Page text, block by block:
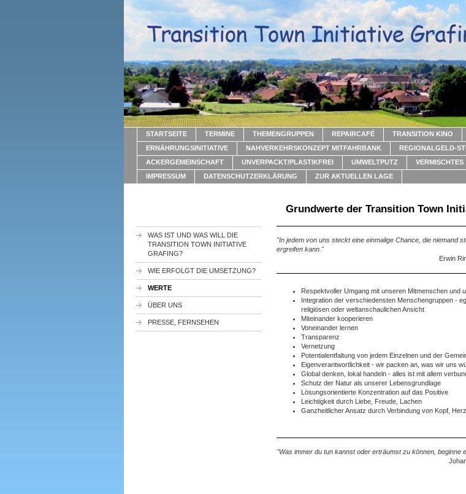
STARTSEITE TERMINE THEMENGRUPPEN REPAIRCAFÉ TRANSITION KINO
ERNÄHRUNGSINITIATIVE
NAHVERKEHRSKONZEPT MITFAHRBANK REGIONALGELD-
ACKERGEMEINSCHAFT
UNVERPACKT/PLASTIKFREI UMWELTPUTZ VERMISCHTES
IMPRESSUM
DATENSCHUTZERKLÄRUNG ZUR AKTUELLEN LAGE
WAS IST UND WAS WILL DIE
TRANSITION TOWN INITIATIVE
GRAFING?
WIE ERFOLGT DIE UMSETZUNG?
WERTE
ÜBER UNS
PRESSE, FERNSEHEN
Grundwerte der Transition Town
"In jedem von uns steckt eine einmalige Chance, die niemand
ergreifen kann."
Erwin
Respektvoller Umgang mit unseren Mitmenschen und
Integration der verschiedensten Menschengruppen -
religiösen oder weltanschaulichen Ansicht
Miteinander kooperieren
Voneinander lernen
Transparenz
Vernetzung
Potentialentfaltung von jedem Einzelnen und der
Eigenverantwortlichkeit - wir packen an, was wir uns
Global denken, lokal handeln - alles ist mit allem
Schutz der Natur als unserer Lebensgrundlage
Lösungsorientierte Konzentration auf das Positive
Leichtigkeit durch Liebe, Freude, Lachen
Ganzheitlicher Ansatz durch Verbindung von Kopf,
"Was immer du tun kannst oder erträumst zu können, beginne